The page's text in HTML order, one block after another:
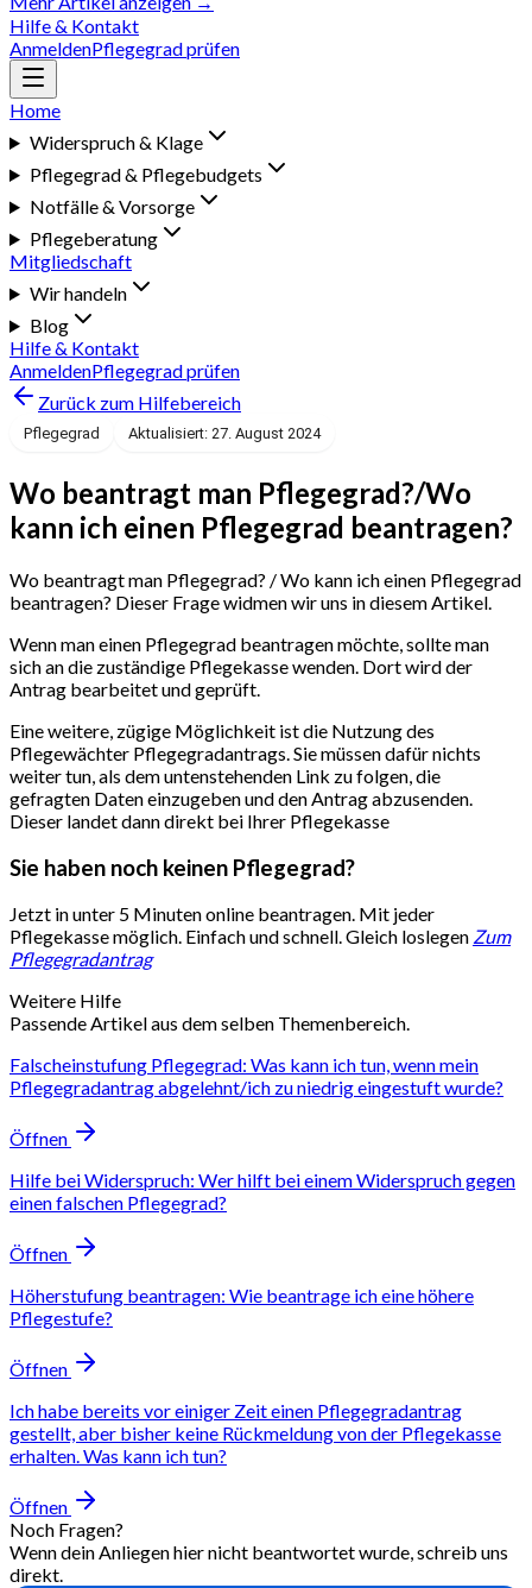
Hilfe & Kontakt
AnmeldenPflegegrad prüfen
Home
Widerspruch & Klage
Pflegegrad & Pflegebudgets
Notfälle & Vorsorge
Pflegeberatung
Mitgliedschaft
Wir handeln
Blog
Hilfe & Kontakt
AnmeldenPflegegrad prüfen
Zurück zum Hilfebereich
Pflegegrad Aktualisiert: 27. August 2024
Wo beantragt man Pflegegrad?/Wo
kann ich einen Pflegegrad beantragen?
Wo beantragt man Pflegegrad? / Wo kann ich einen Pflegegrad
beantragen? Dieser Frage widmen wir uns in diesem Artikel.
Wenn man einen Pflegegrad beantragen möchte, sollte man
sich an die zuständige Pflegekasse wenden. Dort wird der
Antrag bearbeitet und geprüft.
Eine weitere, zügige Möglichkeit ist die Nutzung des
Pflegewächter Pflegegradantrags. Sie müssen dafür nichts
weiter tun, als dem untenstehenden Link zu folgen, die
gefragten Daten einzugeben und den Antrag abzusenden.
Dieser landet dann direkt bei Ihrer Pflegekasse
Sie haben noch keinen Pflegegrad?
Jetzt in unter 5 Minuten online beantragen. Mit jeder
Pflegekasse möglich. Einfach und schnell. Gleich loslegen Zum
Pflegegradantrag
Weitere Hilfe
Passende Artikel aus dem selben Themenbereich.
Falscheinstufung Pflegegrad: Was kann ich tun, wenn mein
Pflegegradantrag abgelehnt/ich zu niedrig eingestuft wurde?
Öffnen
Hilfe bei Widerspruch: Wer hilft bei einem Widerspruch gegen
einen falschen Pflegegrad?
Öffnen
Höherstufung beantragen: Wie beantrage ich eine höhere
Pflegestufe?
Öffnen
Ich habe bereits vor einiger Zeit einen Pflegegradantrag
gestellt, aber bisher keine Rückmeldung von der Pflegekasse
erhalten. Was kann ich tun?
Öffnen
Noch Fragen?
Wenn dein Anliegen hier nicht beantwortet wurde, schreib uns
direkt.